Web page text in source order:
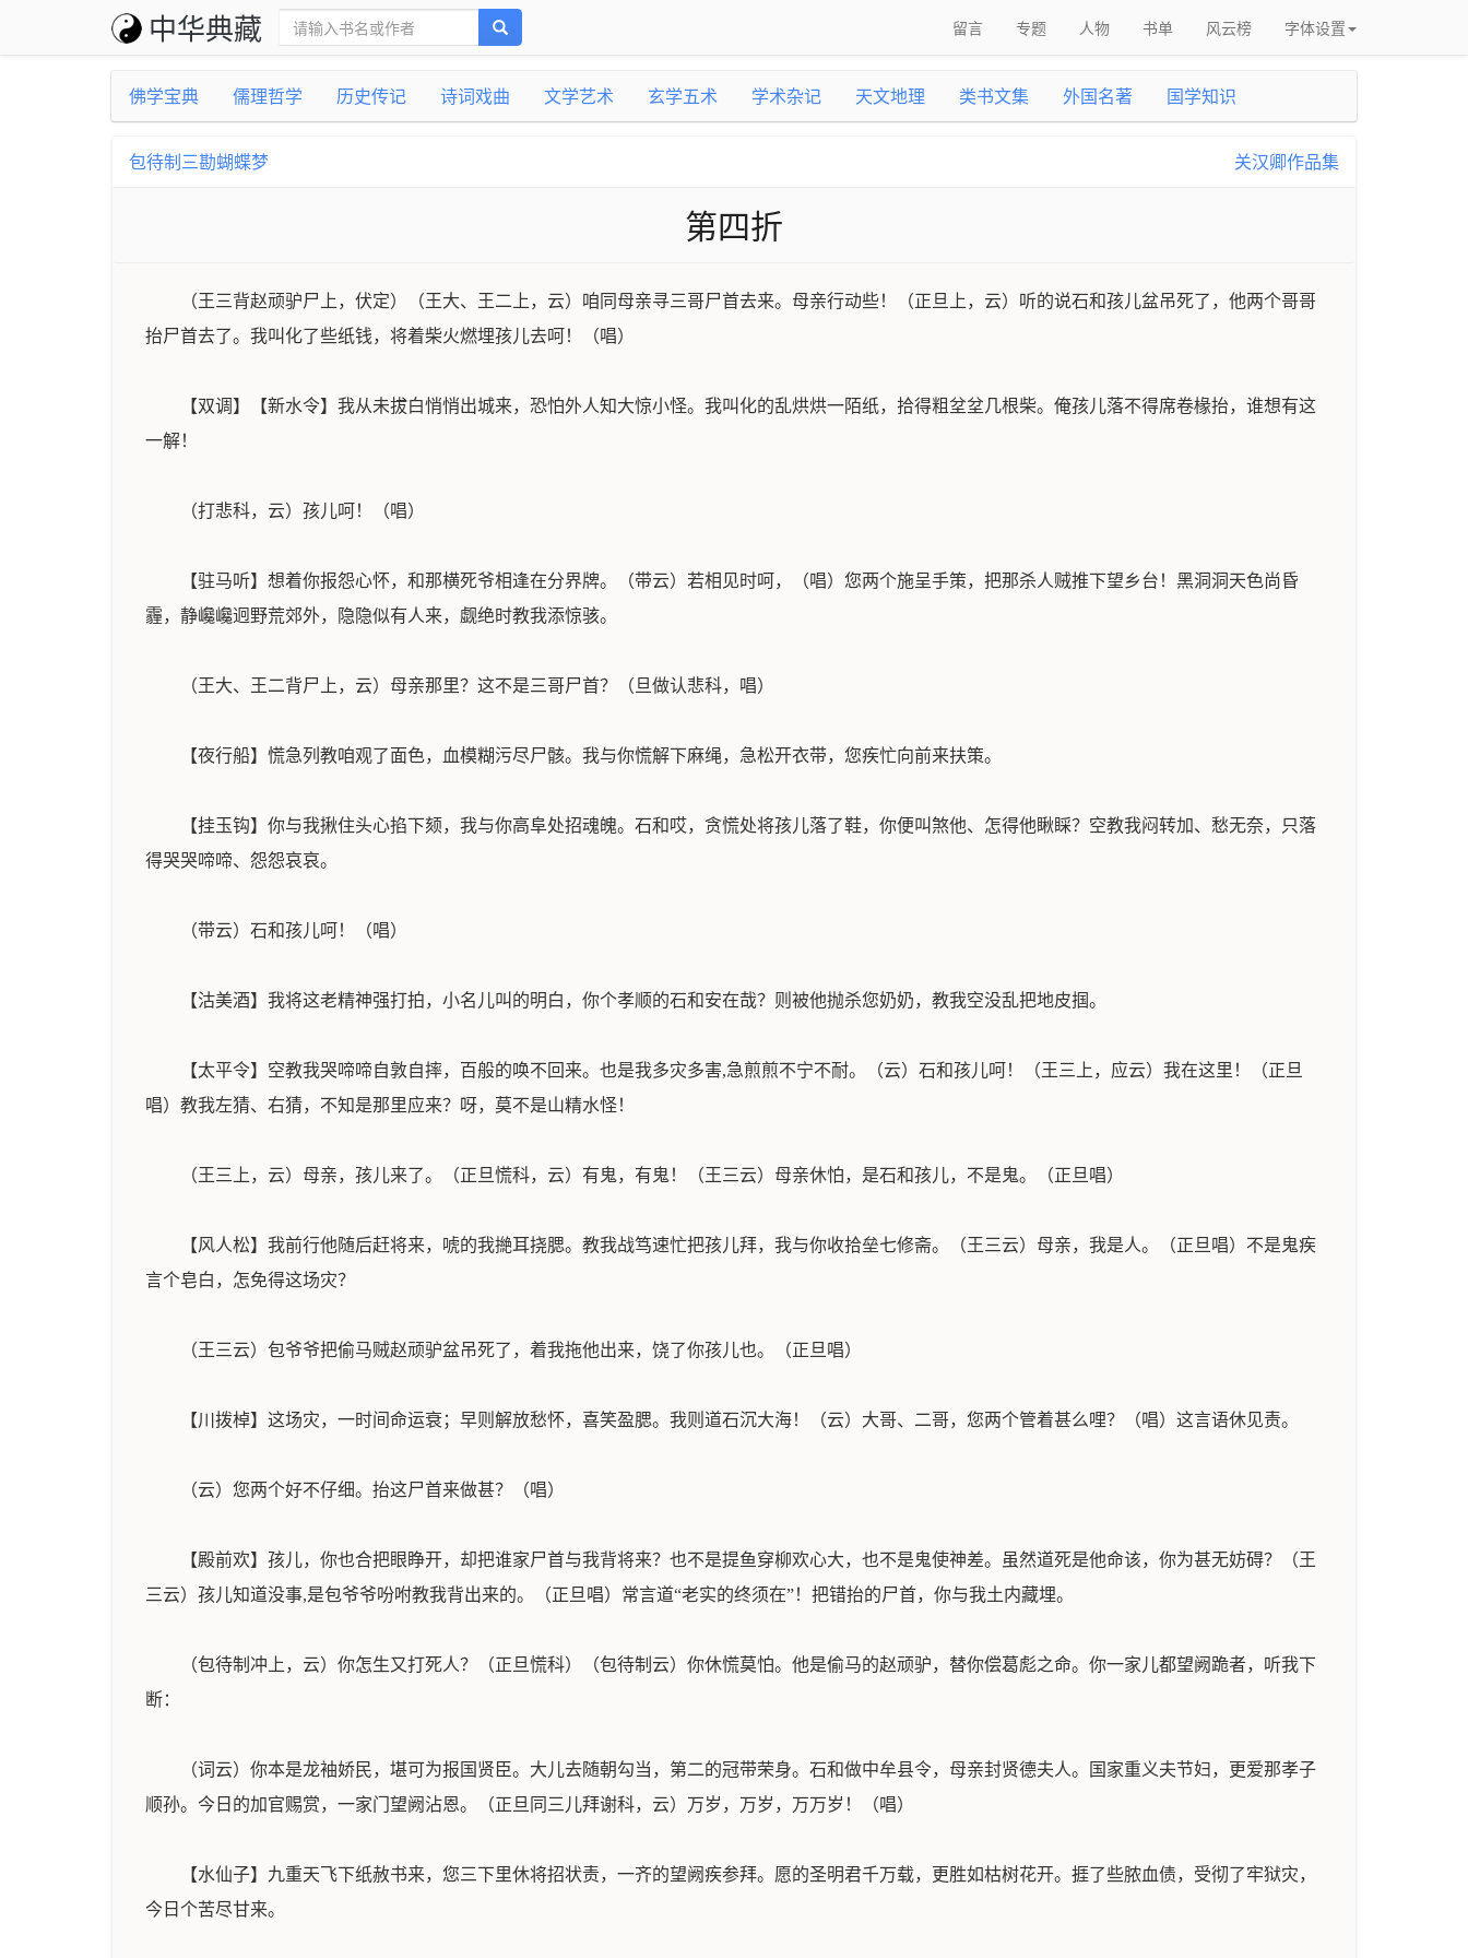
中华典藏 留言 专题 人物 书单 风云榜 字体设置
佛学宝典 儒理哲学 历史传记 诗词戏曲 文学艺术 玄学五术 学术杂记 天文地理 类书文集 外国名著 国学知识
包待制三勘蝴蝶梦 关汉卿作品集
第四折
（王三背赵顽驴尸上，伏定）（王大、王二上，云）咱同母亲寻三哥尸首去来。母亲行动些！（正旦上，云）听的说石和孩儿盆吊死了，他两个哥哥
抬尸首去了。我叫化了些纸钱，将着柴火燃埋孩儿去呵！（唱）
【双调】【新水令】我从未拔白悄悄出城来，恐怕外人知大惊小怪。我叫化的乱烘烘一陌纸，拾得粗坌坌几根柴。俺孩儿落不得席卷椽抬，谁想有这
一解！
（打悲科，云）孩儿呵！（唱）
【驻马听】想着你报怨心怀，和那横死爷相逢在分界牌。（带云）若相见时呵，（唱）您两个施呈手策，把那杀人贼推下望乡台！黑洞洞天色尚昏
霾，静巉巉迥野荒郊外，隐隐似有人来，觑绝时教我添惊骇。
（王大、王二背尸上，云）母亲那里？这不是三哥尸首？（旦做认悲科，唱）
【夜行船】慌急列教咱观了面色，血模糊污尽尸骸。我与你慌解下麻绳，急松开衣带，您疾忙向前来扶策。
【挂玉钩】你与我揪住头心掐下颏，我与你高阜处招魂魄。石和哎，贪慌处将孩儿落了鞋，你便叫煞他、怎得他瞅睬？空教我闷转加、愁无奈，只落
得哭哭啼啼、怨怨哀哀。
（带云）石和孩儿呵！（唱）
【沽美酒】我将这老精神强打拍，小名儿叫的明白，你个孝顺的石和安在哉？则被他抛杀您奶奶，教我空没乱把地皮掴。
【太平令】空教我哭啼啼自敦自摔，百般的唤不回来。也是我多灾多害,急煎煎不宁不耐。（云）石和孩儿呵！（王三上，应云）我在这里！（正旦
唱）教我左猜、右猜，不知是那里应来？呀，莫不是山精水怪！
（王三上，云）母亲，孩儿来了。（正旦慌科，云）有鬼，有鬼！（王三云）母亲休怕，是石和孩儿，不是鬼。（正旦唱）
【风人松】我前行他随后赶将来，唬的我撧耳挠腮。教我战笃速忙把孩儿拜，我与你收拾垒七修斋。（王三云）母亲，我是人。（正旦唱）不是鬼疾
言个皂白，怎免得这场灾？
（王三云）包爷爷把偷马贼赵顽驴盆吊死了，着我拖他出来，饶了你孩儿也。（正旦唱）
【川拨棹】这场灾，一时间命运衰；早则解放愁怀，喜笑盈腮。我则道石沉大海！（云）大哥、二哥，您两个管着甚么哩？（唱）这言语休见责。
（云）您两个好不仔细。抬这尸首来做甚？（唱）
【殿前欢】孩儿，你也合把眼睁开，却把谁家尸首与我背将来？也不是提鱼穿柳欢心大，也不是鬼使神差。虽然道死是他命该，你为甚无妨碍？（王
三云）孩儿知道没事,是包爷爷吩咐教我背出来的。（正旦唱）常言道“老实的终须在”！把错抬的尸首，你与我土内藏埋。
（包待制冲上，云）你怎生又打死人？（正旦慌科）（包待制云）你休慌莫怕。他是偷马的赵顽驴，替你偿葛彪之命。你一家儿都望阙跪者，听我下
断：
（词云）你本是龙袖娇民，堪可为报国贤臣。大儿去随朝勾当，第二的冠带荣身。石和做中牟县令，母亲封贤德夫人。国家重义夫节妇，更爱那孝子
顺孙。今日的加官赐赏，一家门望阙沾恩。（正旦同三儿拜谢科，云）万岁，万岁，万万岁！（唱）
【水仙子】九重天飞下纸赦书来，您三下里休将招状责，一齐的望阙疾参拜。愿的圣明君千万载，更胜如枯树花开。捱了些脓血债，受彻了牢狱灾，
今日个苦尽甘来。